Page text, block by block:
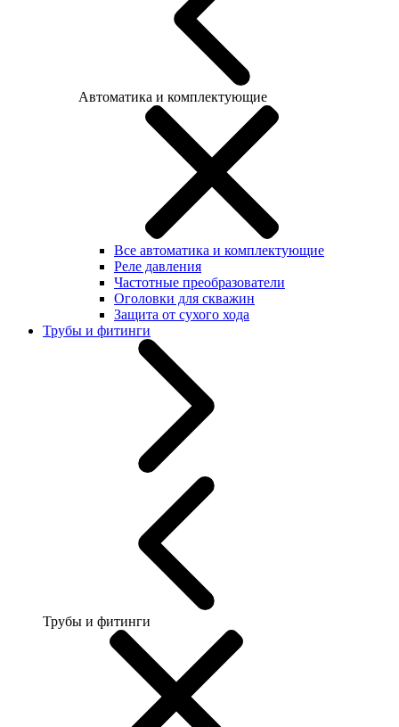
Автоматика и комплектующие
Все автоматика и комплектующие
Реле давления
Частотные преобразователи
Оголовки для скважин
Защита от сухого хода
Трубы и фитинги
Трубы и фитинги